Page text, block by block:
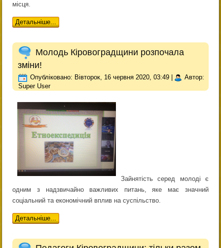
місця.
Детальніше...
Молодь Кіровоградщини розпочала
зміни!
Опубліковано: Вівторок, 16 червня 2020, 03:49
Автор:
Super User
Зайнятість серед молоді є
одним з надзвичайно важливих питань, яке має значний
соціальний та економічний вплив на суспільство.
Детальніше...